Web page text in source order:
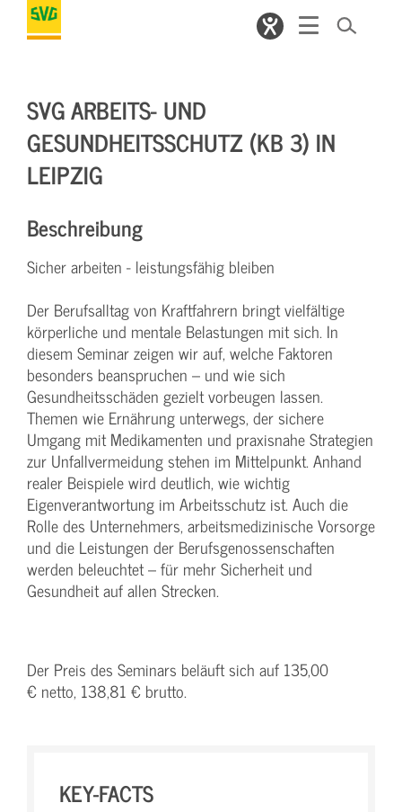
SVG ARBEITS- UND
GESUNDHEITSSCHUTZ (KB 3) IN
LEIPZIG
Beschreibung
Sicher arbeiten - leistungsfähig bleiben
Der Berufsalltag von Kraftfahrern bringt vielfältige
körperliche und mentale Belastungen mit sich. In
diesem Seminar zeigen wir auf, welche Faktoren
besonders beanspruchen – und wie sich
Gesundheitsschäden gezielt vorbeugen lassen.
Themen wie Ernährung unterwegs, der sichere
Umgang mit Medikamenten und praxisnahe Strategien
zur Unfallvermeidung stehen im Mittelpunkt. Anhand
realer Beispiele wird deutlich, wie wichtig
Eigenverantwortung im Arbeitsschutz ist. Auch die
Rolle des Unternehmers, arbeitsmedizinische Vorsorge
und die Leistungen der Berufsgenossenschaften
werden beleuchtet – für mehr Sicherheit und
Gesundheit auf allen Strecken.
Der Preis des Seminars beläuft sich auf 135,00
€ netto, 138,81 € brutto.
KEY-FACTS